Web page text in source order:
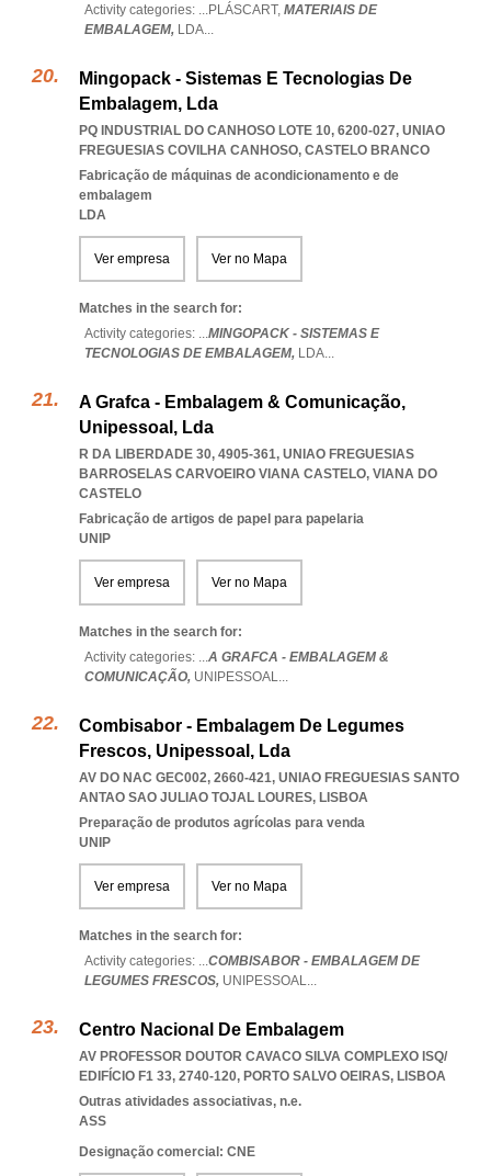
Activity categories: ...PLÁSCART, MATERIAIS DE
EMBALAGEM, LDA...
Mingopack - Sistemas E Tecnologias De
Embalagem, Lda
PQ INDUSTRIAL DO CANHOSO LOTE 10, 6200-027, UNIAO
FREGUESIAS COVILHA CANHOSO, CASTELO BRANCO
Fabricação de máquinas de acondicionamento e de
embalagem
LDA
Ver empresa Ver no Mapa
Matches in the search for:
Activity categories: ...MINGOPACK - SISTEMAS E
TECNOLOGIAS DE EMBALAGEM, LDA...
A Grafca - Embalagem & Comunicação,
Unipessoal, Lda
R DA LIBERDADE 30, 4905-361, UNIAO FREGUESIAS
BARROSELAS CARVOEIRO VIANA CASTELO, VIANA DO
CASTELO
Fabricação de artigos de papel para papelaria
UNIP
Ver empresa Ver no Mapa
Matches in the search for:
Activity categories: ...A GRAFCA - EMBALAGEM &
COMUNICAÇÃO, UNIPESSOAL...
Combisabor - Embalagem De Legumes
Frescos, Unipessoal, Lda
AV DO NAC GEC002, 2660-421, UNIAO FREGUESIAS SANTO
ANTAO SAO JULIAO TOJAL LOURES, LISBOA
Preparação de produtos agrícolas para venda
UNIP
Ver empresa Ver no Mapa
Matches in the search for:
Activity categories: ...COMBISABOR - EMBALAGEM DE
LEGUMES FRESCOS, UNIPESSOAL...
Centro Nacional De Embalagem
AV PROFESSOR DOUTOR CAVACO SILVA COMPLEXO ISQ/
EDIFÍCIO F1 33, 2740-120, PORTO SALVO OEIRAS, LISBOA
Outras atividades associativas, n.e.
ASS
Designação comercial: CNE